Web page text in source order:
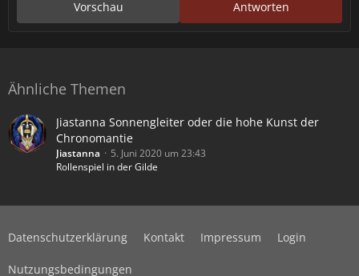
Antworten
Vorschau
Ähnliche Themen
Jiastanna Sonnengleiter oder die hohe Kunst der
Chronomantie
Jiastanna
5. Juni 2020 um 23:43
Rollenspiel in der Gilde
Datenschutzerklärung Kontakt Impressum Login
Nutzungsbedingungen